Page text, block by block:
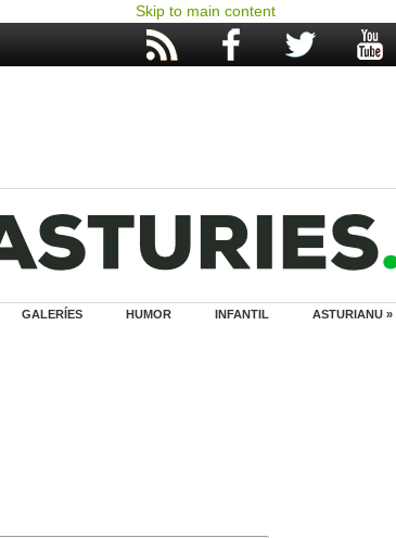
Skip to main content
GALERÍES HUMOR INFANTIL ASTURIANU »